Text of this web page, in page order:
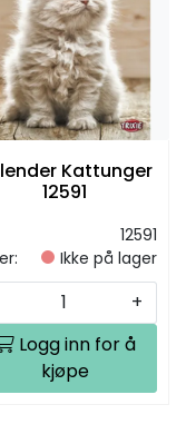
Kattunger
12591
12591
Ikke på lager
+
Logg inn for å
kjøpe